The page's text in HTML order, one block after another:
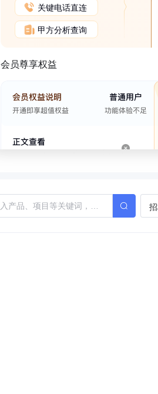
关键电话直连
甲方分析查询
会员尊享权益